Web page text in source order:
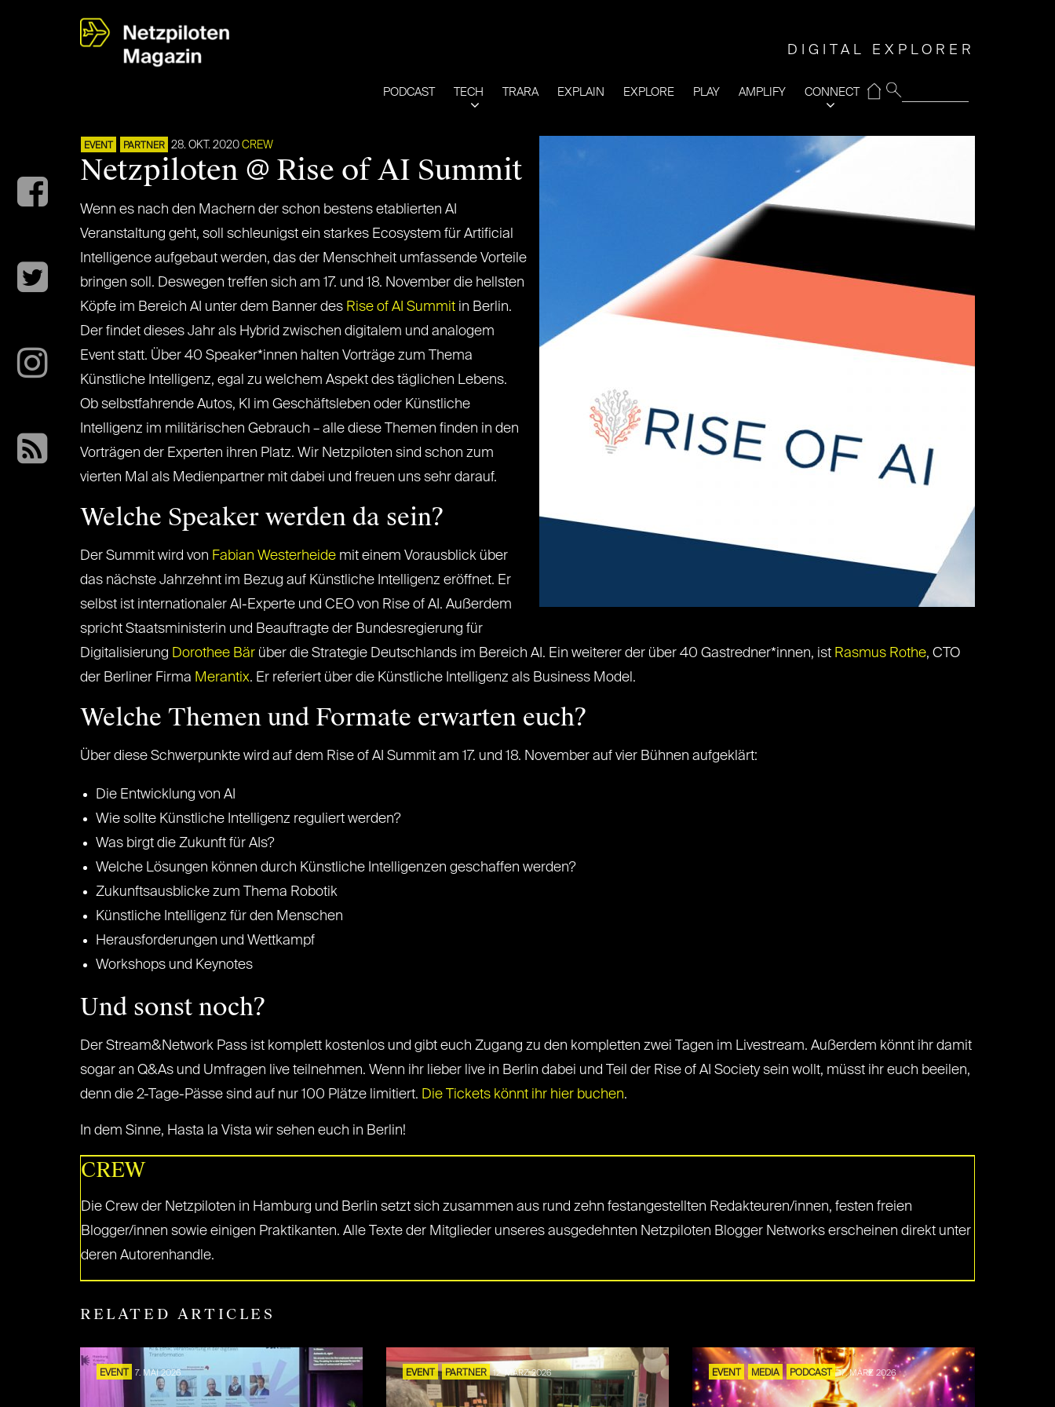
DIGITAL EXPLORER
PODCAST TECH TRARA EXPLAIN EXPLORE PLAY AMPLIFY CONNECT
⌂
EVENT PARTNER 28. OKT. 2020 CREW
Netzpiloten @ Rise of AI Summit
Wenn es nach den Machern der schon bestens etablierten AI
Veranstaltung geht, soll schleunigst ein starkes Ecosystem für Artificial
Intelligence aufgebaut werden, das der Menschheit umfassende Vorteile
bringen soll. Deswegen treffen sich am 17. und 18. November die hellsten
Köpfe im Bereich AI unter dem Banner des Rise of AI Summit in Berlin.
Der findet dieses Jahr als Hybrid zwischen digitalem und analogem
Event statt. Über 40 Speaker*innen halten Vorträge zum Thema
Künstliche Intelligenz, egal zu welchem Aspekt des täglichen Lebens.
Ob selbstfahrende Autos, KI im Geschäftsleben oder Künstliche
Intelligenz im militärischen Gebrauch – alle diese Themen finden in den
Vorträgen der Experten ihren Platz. Wir Netzpiloten sind schon zum
vierten Mal als Medienpartner mit dabei und freuen uns sehr darauf.
Welche Speaker werden da sein?
Der Summit wird von Fabian Westerheide mit einem Vorausblick über
das nächste Jahrzehnt im Bezug auf Künstliche Intelligenz eröffnet. Er
selbst ist internationaler AI-Experte und CEO von Rise of AI. Außerdem
spricht Staatsministerin und Beauftragte der Bundesregierung für
Digitalisierung Dorothee Bär über die Strategie Deutschlands im Bereich AI. Ein weiterer der über 40 Gastredner*innen, ist Rasmus Rothe, CTO
der Berliner Firma Merantix. Er referiert über die Künstliche Intelligenz als Business Model.
Welche Themen und Formate erwarten euch?
Über diese Schwerpunkte wird auf dem Rise of AI Summit am 17. und 18. November auf vier Bühnen aufgeklärt:
Die Entwicklung von AI
Wie sollte Künstliche Intelligenz reguliert werden?
Was birgt die Zukunft für AIs?
Welche Lösungen können durch Künstliche Intelligenzen geschaffen werden?
Zukunftsausblicke zum Thema Robotik
Künstliche Intelligenz für den Menschen
Herausforderungen und Wettkampf
Workshops und Keynotes
Und sonst noch?
Der Stream&Network Pass ist komplett kostenlos und gibt euch Zugang zu den kompletten zwei Tagen im Livestream. Außerdem könnt ihr damit
sogar an Q&As und Umfragen live teilnehmen. Wenn ihr lieber live in Berlin dabei und Teil der Rise of AI Society sein wollt, müsst ihr euch beeilen,
denn die 2-Tage-Pässe sind auf nur 100 Plätze limitiert. Die Tickets könnt ihr hier buchen.
In dem Sinne, Hasta la Vista wir sehen euch in Berlin!
CREW
Die Crew der Netzpiloten in Hamburg und Berlin setzt sich zusammen aus rund zehn festangestellten Redakteuren/innen, festen freien
Blogger/innen sowie einigen Praktikanten. Alle Texte der Mitglieder unseres ausgedehnten Netzpiloten Blogger Networks erscheinen direkt unter
deren Autorenhandle.
RELATED ARTICLES
EVENT 7. MAI 2026 EVENT PARTNER 12. MÄRZ 2026 EVENT MEDIA PODCAST 17. MÄRZ 2026